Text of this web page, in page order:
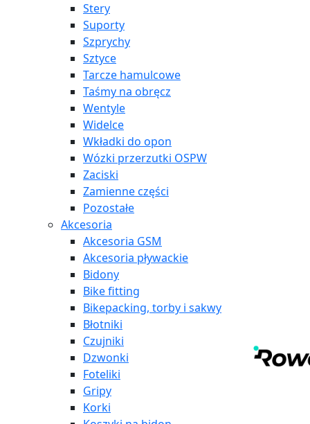
Stery
Suporty
Szprychy
Sztyce
Tarcze hamulcowe
Taśmy na obręcz
Wentyle
Widelce
Wkładki do opon
Wózki przerzutki OSPW
Zaciski
Zamienne części
Pozostałe
Akcesoria
Akcesoria GSM
Akcesoria pływackie
Bidony
Bike fitting
Bikepacking, torby i sakwy
Błotniki
Czujniki
Dzwonki
Foteliki
Gripy
Korki